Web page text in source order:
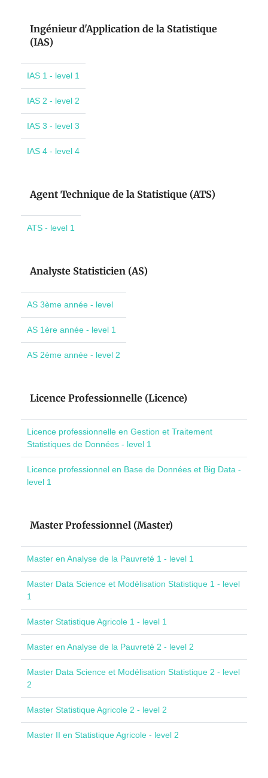
Ingénieur d'Application de la Statistique
(IAS)
IAS 1 - level 1
IAS 2 - level 2
IAS 3 - level 3
IAS 4 - level 4
Agent Technique de la Statistique (ATS)
ATS - level 1
Analyste Statisticien (AS)
AS 3ème année - level
AS 1ère année - level 1
AS 2ème année - level 2
Licence Professionnelle (Licence)
Licence professionnelle en Gestion et Traitement
Statistiques de Données - level 1
Licence professionnel en Base de Données et Big Data -
level 1
Master Professionnel (Master)
Master en Analyse de la Pauvreté 1 - level 1
Master Data Science et Modélisation Statistique 1 - level
1
Master Statistique Agricole 1 - level 1
Master en Analyse de la Pauvreté 2 - level 2
Master Data Science et Modélisation Statistique 2 - level
2
Master Statistique Agricole 2 - level 2
Master II en Statistique Agricole - level 2